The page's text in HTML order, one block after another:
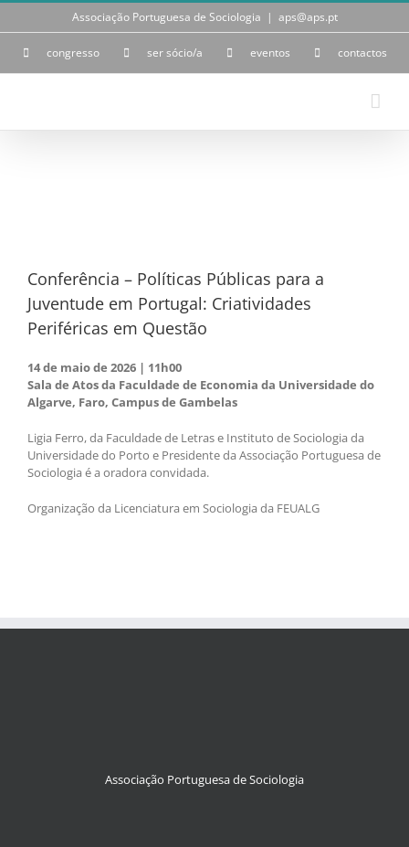
Skip
Associação Portuguesa de Sociologia | aps@aps.pt
congresso ser sócio/a eventos contactos
Conferência – Políticas Públicas para a
Juventude em Portugal: Criatividades
Periféricas em Questão
14 de maio de 2026 | 11h00
Sala de Atos da Faculdade de Economia da Universidade do
Algarve, Faro, Campus de Gambelas
Ligia Ferro, da Faculdade de Letras e Instituto de Sociologia da
Universidade do Porto e Presidente da Associação Portuguesa de
Sociologia é a oradora convidada.
Organização da Licenciatura em Sociologia da FEUALG
Associação Portuguesa de Sociologia